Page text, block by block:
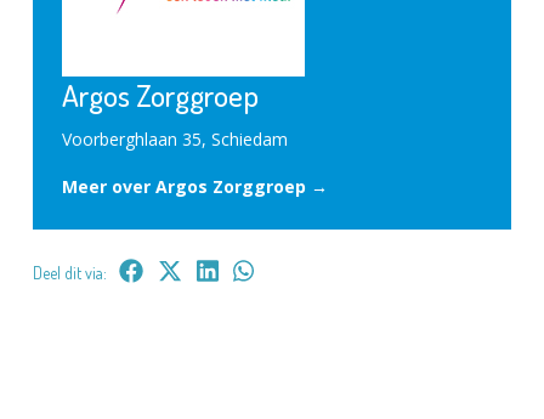
Argos Zorggroep
Voorberghlaan 35, Schiedam
Meer over Argos Zorggroep →
Deel dit via: